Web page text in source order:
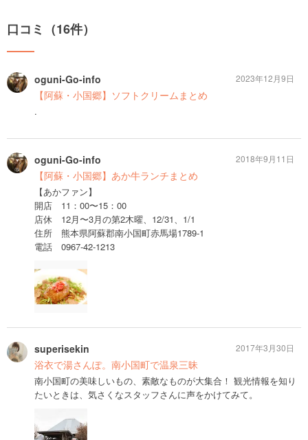
口コミ（16件）
oguni-Go-info
【阿蘇・小国郷】ソフトクリームまとめ
.
2023年12月9日
oguni-Go-info
【阿蘇・小国郷】あか牛ランチまとめ
【あかファン】
開店 11：00〜15：00
店休 12月〜3月の第2木曜、12/31、1/1
住所 熊本県阿蘇郡南小国町赤馬場1789-1
電話 0967-42-1213
2018年9月11日
superisekin
浴衣で湯さんぽ。南小国町で温泉三昧
南小国町の美味しいもの、素敵なものが大集合！ 観光情報を知り
たいときは、気さくなスタッフさんに声をかけてみて。
2017年3月30日